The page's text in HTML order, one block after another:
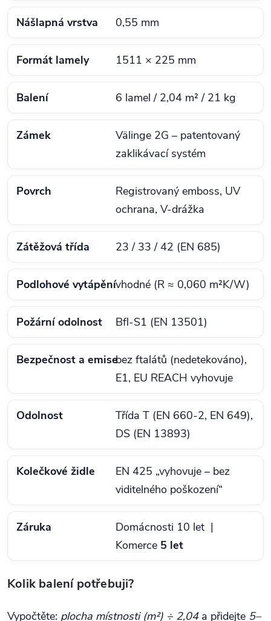
Nášlapná vrstva 0,55 mm
Formát lamely 1511 × 225 mm
Balení 6 lamel / 2,04 m² / 21 kg
Zámek
Välinge 2G – patentovaný
zaklikávací systém
Povrch
Registrovaný emboss, UV
ochrana, V‑drážka
Zátěžová třída 23 / 33 / 42 (EN 685)
Podlohové vytápěnívhodné (R ≈ 0,060 m²K/W)
Požární odolnost Bfl‑S1 (EN 13501)
Bezpečnost a emisebez ftalátů (nedetekováno),
E1, EU REACH vyhovuje
Odolnost
Třída T (EN 660‑2, EN 649),
DS (EN 13893)
Kolečkové židle
EN 425 „vyhovuje – bez
viditelného poškození“
Záruka
Domácnosti 10 let |
Komerce 5 let
Kolik balení potřebuji?
Vypočtěte: plocha místnosti (m²) ÷ 2,04a přidejte 5–